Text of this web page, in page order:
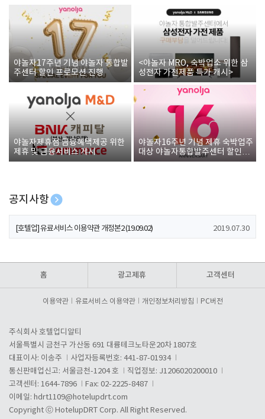
야놀자17주년 기념 야놀자 통합발
주센터 할인 프로모션 진행
<야놀자 MRO, 숙박업소 위한 삼
성전자 가전제품 특가 개시>
야놀자제휴점 금융혜택제공 위한
제휴 및 금융서비스 게시
야놀자16주년 기념 제휴 숙박업주
대상 야놀자통합발주센터 할인쿠
폰 증정
공지사항
[호텔업] 개인정보 처리방침 개정본1 (19.09.02)
[호텔업] 유료서비스 이용약관 개정본2 (19.09.02) 2019.07.30
홈 광고제휴 고객센터
이용약관 유료서비스 이용약관 개인정보처리방침 PC버전
주식회사 호텔업디알티
서울특별시 금천구 가산동 691 대륭테크노타운20차 1807호
대표이사: 이송주
사업자등록번호: 441-87-01934
통신판매업신고: 서울금천-1204 호
직업정보: J1206020200010
고객센터: 1644-7896
Fax: 02-2225-8487
이메일: hdrt1109@hotelupdrt.com
Copyright ⓒ HotelupDRT Corp. All Right Reserved.